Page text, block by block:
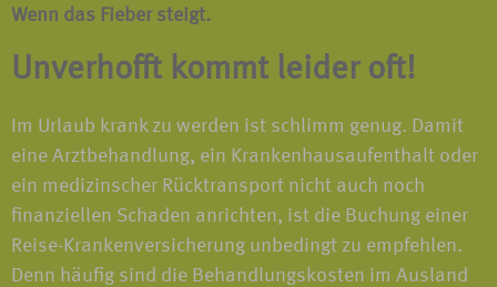
Wenn das Fieber steigt.
Unverhofft kommt leider oft!
Im Urlaub krank zu werden ist schlimm genug. Damit
eine Arztbehandlung, ein Krankenhausaufenthalt oder
ein medizinscher Rücktransport nicht auch noch
finanziellen Schaden anrichten, ist die Buchung einer
Reise-Krankenversicherung unbedingt zu empfehlen.
Denn häufig sind die Behandlungskosten im Ausland